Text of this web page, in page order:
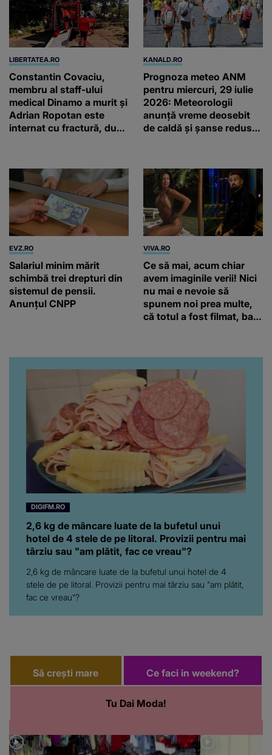
LIBERTATEA.RO
Constantin Covaciu,
membru al staff-ului
medical Dinamo a murit și
Adrian Ropotan este
internat cu fractură, după
KANALD.RO
Prognoza meteo ANM
pentru miercuri, 29 iulie
2026: Meteorologii
anunță vreme deosebit
de caldă și șanse reduse
EVZ.RO
Salariul minim mărit
schimbă trei drepturi din
sistemul de pensii.
Anunțul CNPP
VIVA.RO
Ce să mai, acum chiar
avem imaginile verii! Nici
nu mai e nevoie să
spunem noi prea multe,
că totul a fost filmat, ba
da, frumoasa iubită a lui
Florin Ristei e...
DIGIFM.RO
2,6 kg de mâncare luate de la bufetul unui
hotel de 4 stele de pe litoral. Provizii pentru mai
târziu sau "am plătit, fac ce vreau"?
2,6 kg de mâncare luate de la bufetul unui hotel de 4
stele de pe litoral. Provizii pentru mai târziu sau "am plătit,
fac ce vreau"?
Să crești mare
Tu Dai Moda!
Ce faci in weekend?